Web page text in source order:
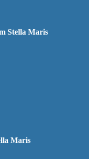
Stella Maris
Maris